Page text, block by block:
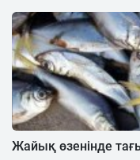
Жайық өзенінде